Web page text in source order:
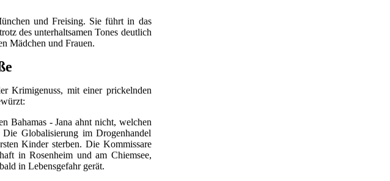
und Freising. Sie führt in das
des unterhaltsamen Tones deutlich
Mädchen und Frauen.
Krimigenuss, mit einer prickelnden
Bahamas - Jana ahnt nicht, welchen
Globalisierung im Drogenhandel
Kinder sterben. Die Kommissare
in Rosenheim und am Chiemsee,
in Lebensgefahr gerät.